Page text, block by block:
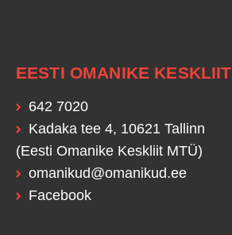
EESTI OMANIKE KESKLIIT
642 7020
Kadaka tee 4, 10621 Tallinn
(Eesti Omanike Keskliit MTÜ)
omanikud@omanikud.ee
Facebook